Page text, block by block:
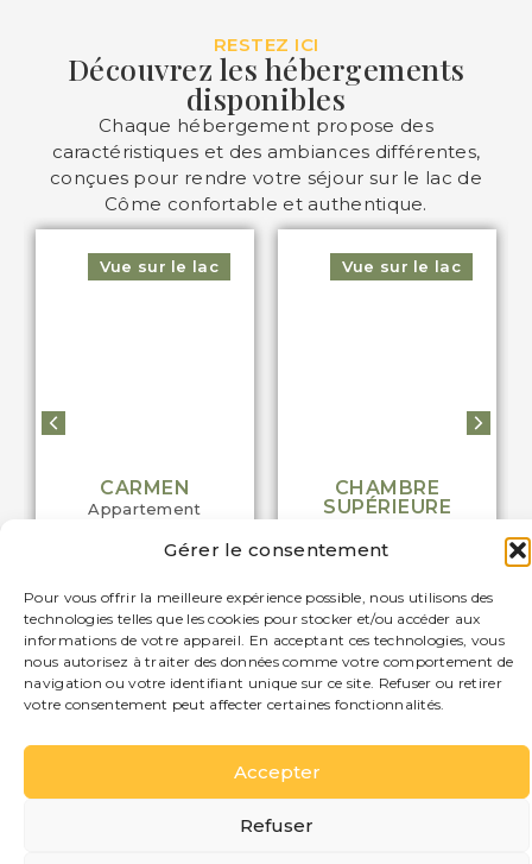
Gérer le consentement
Pour vous offrir la meilleure expérience possible, nous utilisons des
technologies telles que les cookies pour stocker et/ou accéder aux
informations de votre appareil. En acceptant ces technologies, vous
nous autorisez à traiter des données comme votre comportement de
navigation ou votre identifiant unique sur ce site. Refuser ou retirer
votre consentement peut affecter certaines fonctionnalités.
Accepter
Refuser
RESTEZ ICI
Découvrez les hébergements
disponibles
Chaque hébergement propose des
caractéristiques et des ambiances différentes,
conçues pour rendre votre séjour sur le lac de
Côme confortable et authentique.
Vue sur le lac
CARMEN
Appartement
4
Vue sur le lac
CHAMBRE
SUPÉRIEURE
1
1
PETIT DÉJEUNER